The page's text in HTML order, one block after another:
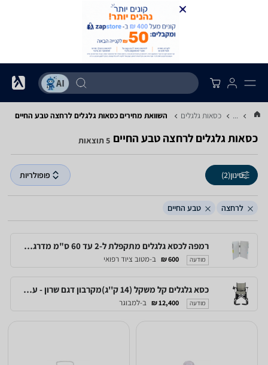
... כסאות גלגלים השוואת מחירים כסאות גלגלים ‏לרחצה ‏טבע החיים
כסאות גלגלים ‏לרחצה ‏טבע החיים 5 תוצאות
סינון(2) פופולריות
לרחצה טבע החיים
רמפה לכסא גלגלים מתקפלת ל-2 עד 60 ס"מ מדרגה אחת
מודעה 600 ₪ ב-מטוב ציוד רפואי
כסא גלגלים קל משקל (14 ק''ג)מקרבון דגם שרון - עם שלט חיצוני
מודעה 12,400 ₪ ב-למבוגר